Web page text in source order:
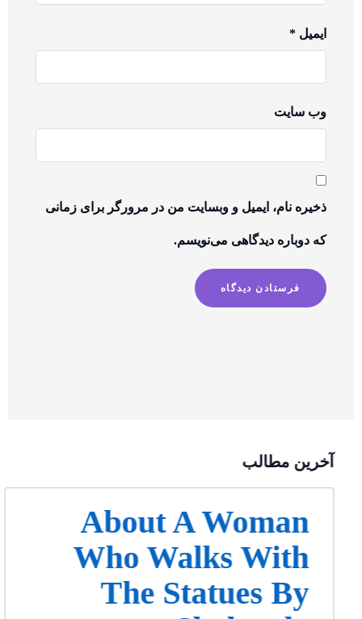
ایمیل*
وب‌ سایت
ذخیره نام، ایمیل و وبسایت من در مرورگر برای زمانی
که دوباره دیدگاهی می‌نویسم.
آخرین مطالب
About A Woman
Who Walks With
The Statues By